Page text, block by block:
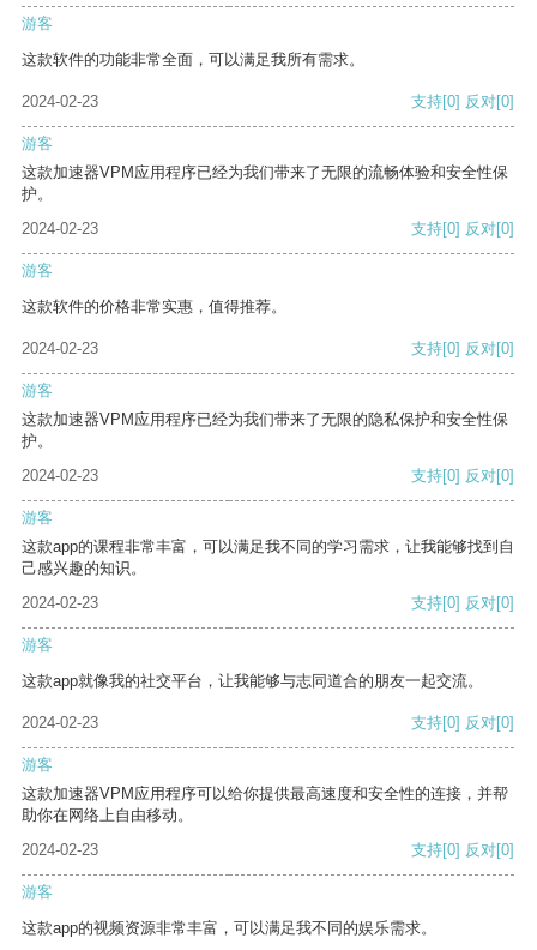
游客
这款软件的功能非常全面，可以满足我所有需求。
2024-02-23 支持[0] 反对[0]
游客
这款加速器VPM应用程序已经为我们带来了无限的流畅体验和安全性保
护。
2024-02-23
支持[0] 反对[0]
游客
这款软件的价格非常实惠，值得推荐。
2024-02-23 支持[0] 反对[0]
游客
这款加速器VPM应用程序已经为我们带来了无限的隐私保护和安全性保
护。
2024-02-23
支持[0] 反对[0]
游客
这款app的课程非常丰富，可以满足我不同的学习需求，让我能够找到自
己感兴趣的知识。
2024-02-23
支持[0] 反对[0]
游客
这款app就像我的社交平台，让我能够与志同道合的朋友一起交流。
2024-02-23 支持[0] 反对[0]
游客
这款加速器VPM应用程序可以给你提供最高速度和安全性的连接，并帮
助你在网络上自由移动。
2024-02-23
支持[0] 反对[0]
游客
这款app的视频资源非常丰富，可以满足我不同的娱乐需求。